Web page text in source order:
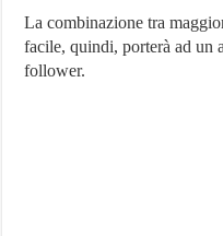
La combinazione tra
facile, quindi, porterà ad un
follower.